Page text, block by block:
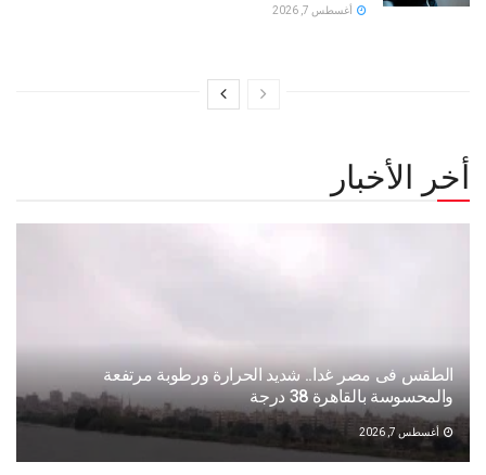
أغسطس 7, 2026
أخر الأخبار
الطقس فى مصر غدا.. شديد الحرارة ورطوبة مرتفعة
والمحسوسة بالقاهرة 38 درجة
أغسطس 7, 2026